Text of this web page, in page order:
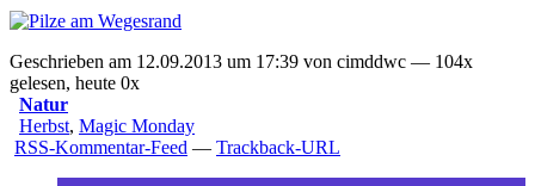
Geschrieben am 12.09.2013 um 17:39 von cimddwc — 104x
gelesen, heute 0x
Natur
Herbst, Magic Monday
RSS-Kommentar-Feed — Trackback-URL